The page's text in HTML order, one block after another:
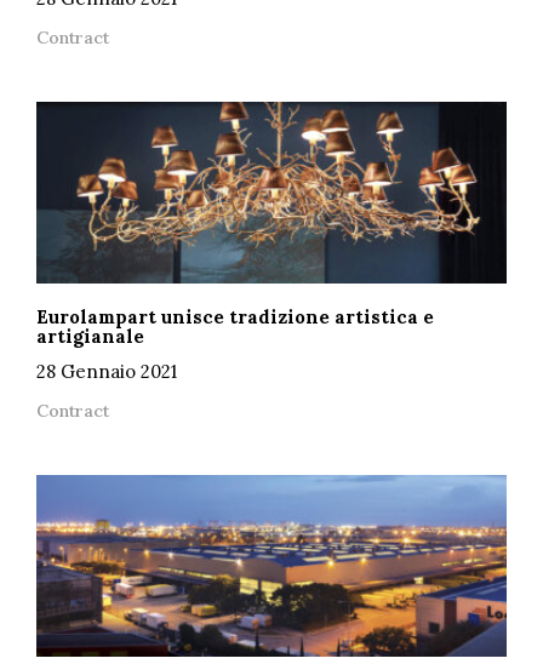
Contract
Eurolampart unisce tradizione artistica e
artigianale
28 Gennaio 2021
Contract